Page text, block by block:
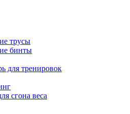
трусы
бинты
для тренировок
сгона веса